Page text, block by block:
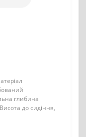
глибина
до сидіння,